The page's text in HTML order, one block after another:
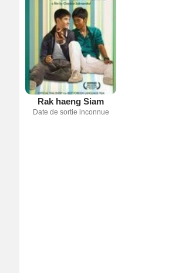
Rak haeng Siam
Date de sortie inconnue